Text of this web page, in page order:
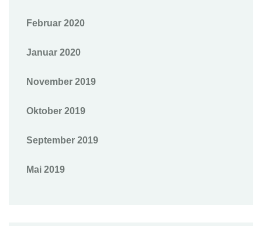
Februar 2020
Januar 2020
November 2019
Oktober 2019
September 2019
Mai 2019